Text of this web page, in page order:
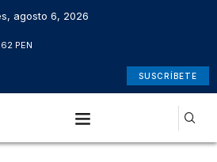
agosto 6, 2026
PEN
SUSCRÍBETE